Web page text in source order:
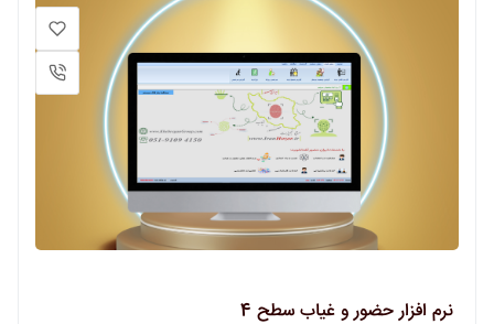
نرم افزار حضور و غیاب سطح 4